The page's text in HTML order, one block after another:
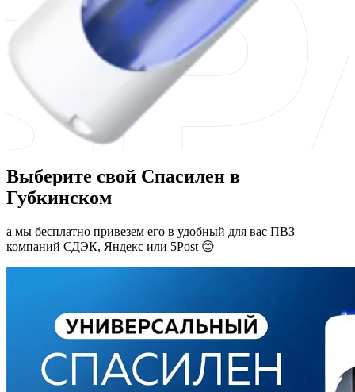
Выберите свой Спасилен в
Губкинском
а мы бесплатно привезем его в удобный для вас ПВЗ
компаний СДЭК, Яндекс или 5Post 😊